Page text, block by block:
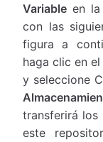
Variable en
con las
figura a
haga clic en
y seleccione
transferirá los
este